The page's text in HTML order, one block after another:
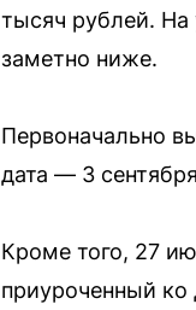
тысяч рублей. На
заметно ниже.
Первоначально
дата — 3
Кроме того, 27
приуроченный